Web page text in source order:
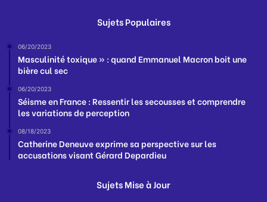
Sujets Populaires
06/20/2023
Masculinité toxique » : quand Emmanuel Macron boit une
bière cul sec
06/20/2023
Séisme en France : Ressentir les secousses et comprendre
les variations de perception
08/18/2023
Catherine Deneuve exprime sa perspective sur les
accusations visant Gérard Depardieu
Sujets Mise à Jour